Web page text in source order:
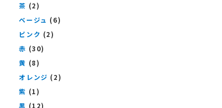
茶 (2)
ベージュ (6)
ピンク (2)
赤 (30)
黄 (8)
オレンジ (2)
紫 (1)
黒 (12)